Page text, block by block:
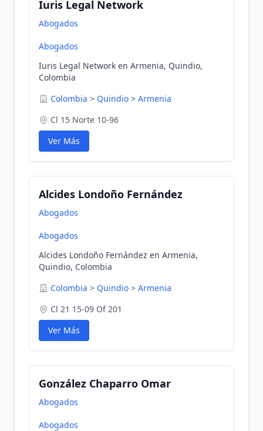
Iuris Legal Network
Abogados
Abogados
Iuris Legal Network en Armenia, Quindio,
Colombia
Colombia > Quindio > Armenia
Cl 15 Norte 10-96
Ver Más
Alcides Londoño Fernández
Abogados
Abogados
Alcides Londoño Fernández en Armenia,
Quindio, Colombia
Colombia > Quindio > Armenia
Cl 21 15-09 Of 201
Ver Más
González Chaparro Omar
Abogados
Abogados